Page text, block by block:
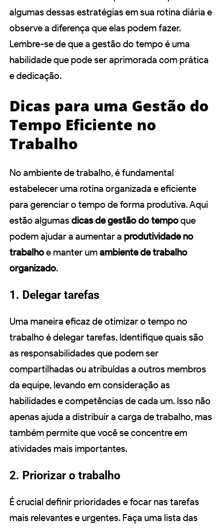
algumas dessas estratégias em sua rotina diária e
observe a diferença que elas podem fazer.
Lembre-se de que a gestão do tempo é uma
habilidade que pode ser aprimorada com prática
e dedicação.
Dicas para uma Gestão do
Tempo Eficiente no
Trabalho
No ambiente de trabalho, é fundamental
estabelecer uma rotina organizada e eficiente
para gerenciar o tempo de forma produtiva. Aqui
estão algumasdicas de gestão do tempoque
podem ajudar a aumentar a produtividade no
trabalhoe manter umambiente de trabalho
organizado.
1. Delegar tarefas
Uma maneira eficaz de otimizar o tempo no
trabalho é delegar tarefas. Identifique quais são
as responsabilidades que podem ser
compartilhadas ou atribuídas a outros membros
da equipe, levando em consideração as
habilidades e competências de cada um. Isso não
apenas ajuda a distribuir a carga de trabalho, mas
também permite que você se concentre em
atividades mais importantes.
2. Priorizar o trabalho
É crucial definir prioridades e focar nas tarefas
mais relevantes e urgentes. Faça uma lista das